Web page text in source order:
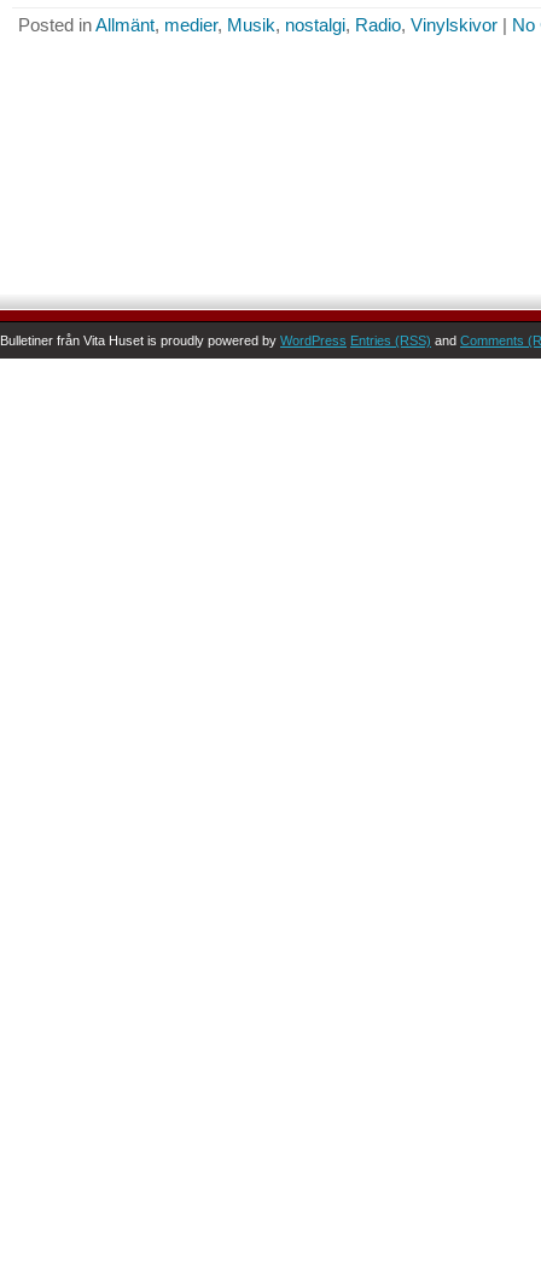
Posted inAllmänt, medier, Musik, nostalgi, Radio, Vinylskivor | No
Bulletiner från Vita Huset is proudly powered by WordPress Entries (RSS) and Comments